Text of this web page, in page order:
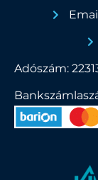
Adószám: